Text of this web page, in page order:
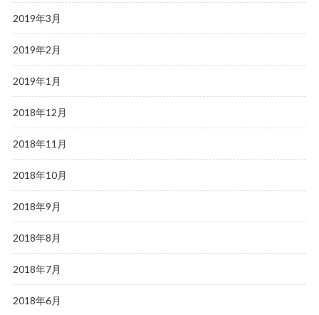
2019年3月
2019年2月
2019年1月
2018年12月
2018年11月
2018年10月
2018年9月
2018年8月
2018年7月
2018年6月